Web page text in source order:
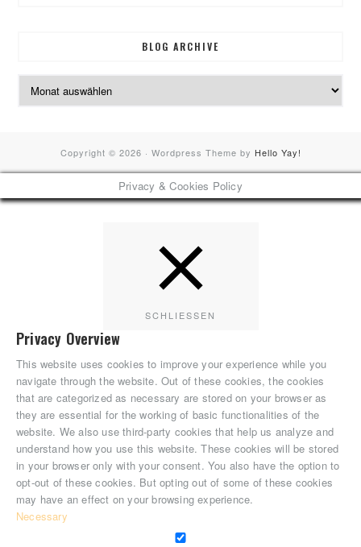
BLOG ARCHIVE
Blog
Archive
Copyright © 2026 · Wordpress Theme by Hello Yay!
Privacy & Cookies Policy
SCHLIESSEN
Privacy Overview
This website uses cookies to improve your experience while you
navigate through the website. Out of these cookies, the cookies
that are categorized as necessary are stored on your browser as
they are essential for the working of basic functionalities of the
website. We also use third-party cookies that help us analyze and
understand how you use this website. These cookies will be stored
in your browser only with your consent. You also have the option to
opt-out of these cookies. But opting out of some of these cookies
may have an effect on your browsing experience.
Necessary